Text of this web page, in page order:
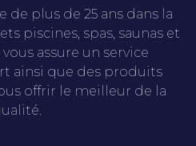
de plus de 25 ans dans la
piscines, spas, saunas et
vous assure un service
ainsi que des produits
offrir le meilleur de la